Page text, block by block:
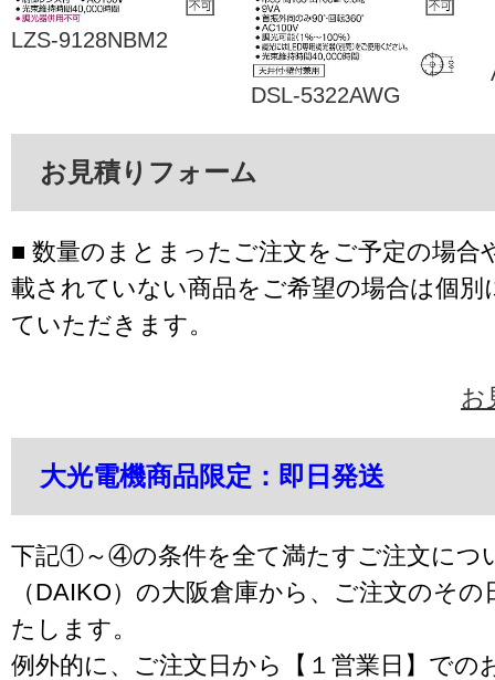
LZS-9128NBM2
DSL-5322AWG
お見積りフォーム
■ 数量のまとまったご注文をご予定の場合
載されていない商品をご希望の場合は個別
ていただきます。
お
大光電機商品限定：即日発送
下記①～④の条件を全て満たすご注文につ
（DAIKO）の大阪倉庫から、ご注文のそ
たします。
例外的に、ご注文日から【１営業日】での